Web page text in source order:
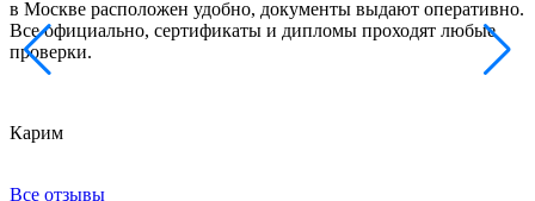
в Москве расположен удобно, документы выдают оперативно.
Все официально, сертификаты и дипломы проходят любые
проверки.
Карим
Все отзывы